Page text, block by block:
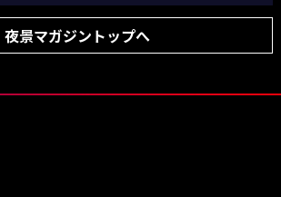
夜景マガジントップへ